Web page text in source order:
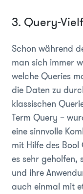
3. Query-
Schon während
man sich immer
welche Queries
die Daten zu
klassischen
Term Query –
eine sinnvolle
mit Hilfe des
es sehr geholfen,
und ihre
auch einmal mit